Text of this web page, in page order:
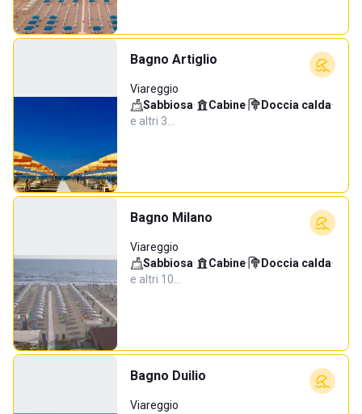
Bagno Artiglio
Viareggio
Sabbiosa· Cabine· Doccia calda·
e altri 3…
Bagno Milano
Viareggio
Sabbiosa· Cabine· Doccia calda·
e altri 10…
Bagno Duilio
Viareggio